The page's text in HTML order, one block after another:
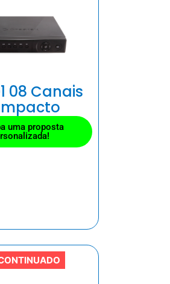
08 Canais
uma proposta